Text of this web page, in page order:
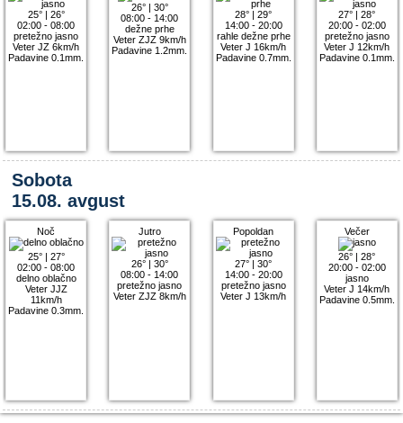
25°| 26°
02:00 - 08:00
pretežno jasno
Veter JZ 6km/h
Padavine 0.1mm.
26°| 30°
08:00 - 14:00
dežne prhe
Veter ZJZ 9km/h
Padavine 1.2mm.
28° |29°
14:00 - 20:00
rahle dežne prhe
Veter J 16km/h
Padavine 0.7mm.
27° |28°
20:00 - 02:00
pretežno jasno
Veter J 12km/h
Padavine 0.1mm.
Sobota
15.08. avgust
Noč
25°| 27°
02:00 - 08:00
delno oblačno
Veter JJZ
11km/h
Padavine 0.3mm.
Jutro
26°| 30°
08:00 - 14:00
pretežno jasno
Veter ZJZ 8km/h
Popoldan
27° |30°
14:00 - 20:00
pretežno jasno
Veter J 13km/h
Večer
26° |28°
20:00 - 02:00
jasno
Veter J 14km/h
Padavine 0.5mm.